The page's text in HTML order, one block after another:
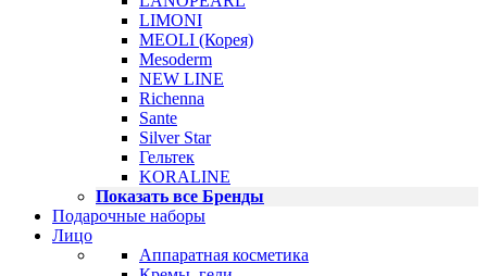
LIMONI
MEOLI (Корея)
Mesoderm
NEW LINE
Richenna
Sante
Silver Star
Гельтек
KORALINE
Показать все Бренды
Подарочные наборы
Лицо
Аппаратная косметика